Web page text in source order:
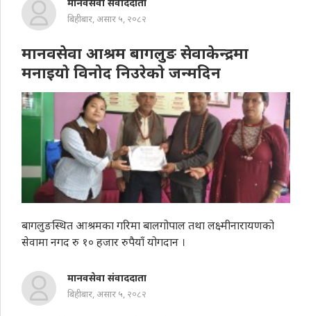
बिहीबार, असार ५, २०८२
मानवसेवा आश्रम बागलुङ सेवाकेन्द्रमा
मनाइयाे विनोद निउरेकाे जन्मदिन
बागलुङस्थित आश्रमका गरिमा बालगोपाल तथा लक्ष्मीनारायणको
सेवामा नगद रु १० हजार रुपैयाँ योगदान ।
मानवसेवा संवाददाता
बिहीबार, असार ५, २०८२